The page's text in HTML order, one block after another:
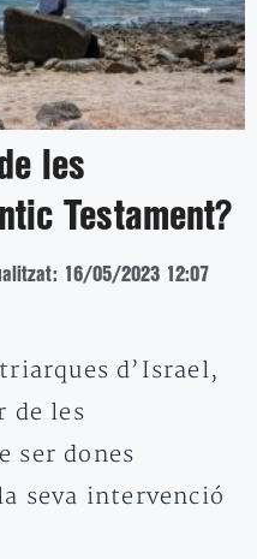
les
Testament?
16/05/2023 12:07
d’Israel,
de les
ser dones
seva intervenció